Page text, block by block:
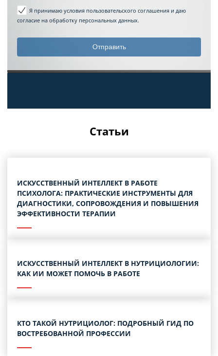
Я принимаю условия пользовательского соглашения и даю
согласие на обработку персональных данных.
Статьи
ИСКУССТВЕННЫЙ ИНТЕЛЛЕКТ В РАБОТЕ
ПСИХОЛОГА: ПРАКТИЧЕСКИЕ ИНСТРУМЕНТЫ ДЛЯ
ДИАГНОСТИКИ, СОПРОВОЖДЕНИЯ И ПОВЫШЕНИЯ
ЭФФЕКТИВНОСТИ ТЕРАПИИ
ИСКУССТВЕННЫЙ ИНТЕЛЛЕКТ В НУТРИЦИОЛОГИИ:
КАК ИИ МОЖЕТ ПОМОЧЬ В РАБОТЕ
КТО ТАКОЙ НУТРИЦИОЛОГ: ПОДРОБНЫЙ ГИД ПО
ВОСТРЕБОВАННОЙ ПРОФЕССИИ